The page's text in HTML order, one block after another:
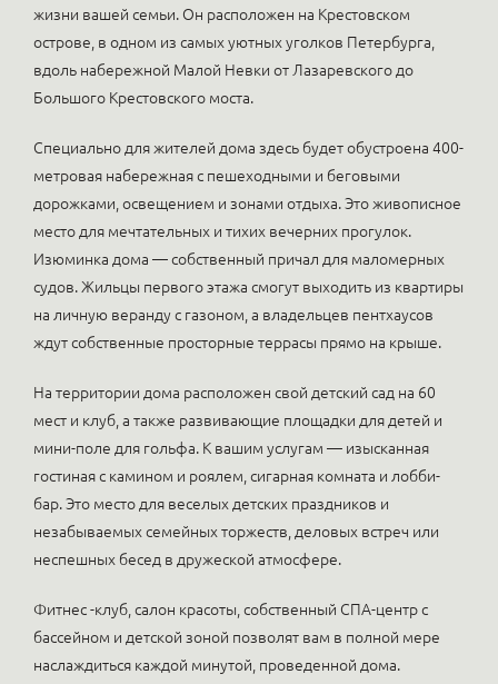
жизни вашей семьи. Он расположен на Крестовском
острове, в одном из самых уютных уголков Петербурга,
вдоль набережной Малой Невки от Лазаревского до
Большого Крестовского моста.
Специально для жителей дома здесь будет обустроена 400-
метровая набережная с пешеходными и беговыми
дорожками, освещением и зонами отдыха. Это живописное
место для мечтательных и тихих вечерних прогулок.
Изюминка дома — собственный причал для маломерных
судов. Жильцы первого этажа смогут выходить из квартиры
на личную веранду с газоном, а владельцев пентхаусов
ждут собственные просторные террасы прямо на крыше.
На территории дома расположен свой детский сад на 60
мест и клуб, а также развивающие площадки для детей и
мини-поле для гольфа. К вашим услугам — изысканная
гостиная с камином и роялем, сигарная комната и лобби-
бар. Это место для веселых детских праздников и
незабываемых семейных торжеств, деловых встреч или
неспешных бесед в дружеской атмосфере.
Фитнес -клуб, салон красоты, собственный СПА-центр с
бассейном и детской зоной позволят вам в полной мере
наслаждиться каждой минутой, проведенной дома.